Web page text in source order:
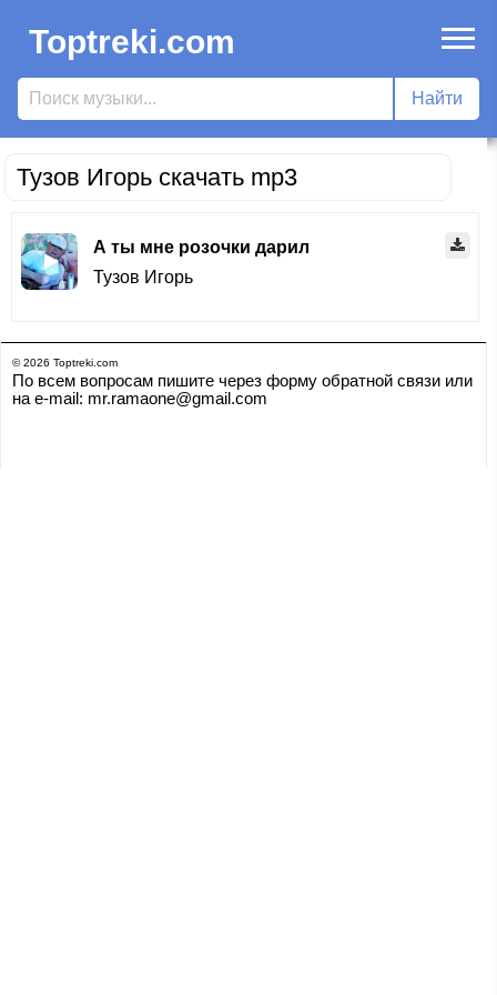
Toptreki.com
Тузов Игорь скачать mp3
А ты мне розочки дарил
Тузов Игорь
© 2026 Toptreki.com
По всем вопросам пишите через форму обратной связи или
на e-mail: mr.ramaone@gmail.com